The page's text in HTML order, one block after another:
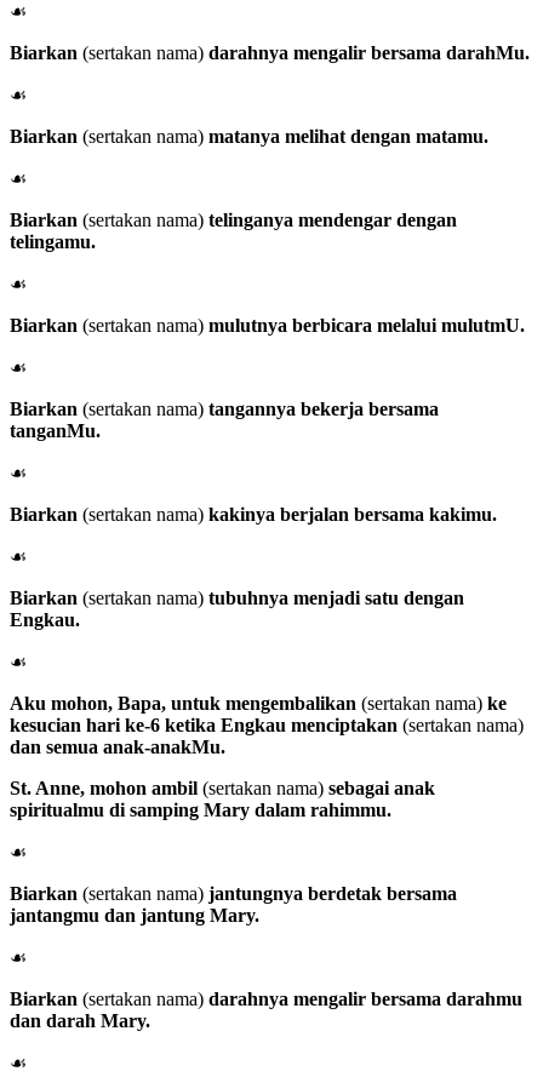
☙
Biarkan (sertakan nama) darahnya mengalir bersama darahMu.
☙
Biarkan (sertakan nama) matanya melihat dengan matamu.
☙
Biarkan (sertakan nama) telinganya mendengar dengan
telingamu.
☙
Biarkan (sertakan nama) mulutnya berbicara melalui mulutmU.
☙
Biarkan (sertakan nama) tangannya bekerja bersama
tanganMu.
☙
Biarkan (sertakan nama) kakinya berjalan bersama kakimu.
☙
Biarkan (sertakan nama) tubuhnya menjadi satu dengan
Engkau.
☙
Aku mohon, Bapa, untuk mengembalikan (sertakan nama) ke
kesucian hari ke-6 ketika Engkau menciptakan (sertakan nama)
dan semua anak-anakMu.
St. Anne, mohon ambil (sertakan nama) sebagai anak
spiritualmu di samping Mary dalam rahimmu.
☙
Biarkan (sertakan nama) jantungnya berdetak bersama
jantangmu dan jantung Mary.
☙
Biarkan (sertakan nama) darahnya mengalir bersama darahmu
dan darah Mary.
☙